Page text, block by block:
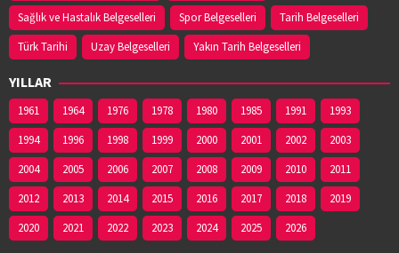
Sağlık ve Hastalık Belgeselleri
Spor Belgeselleri
Tarih Belgeselleri
Türk Tarihi
Uzay Belgeselleri Yakın Tarih Belgeselleri
YILLAR
1961 1964 1976 1978 1980 1985 1991
1993
1994
1996 1998 1999 2000 2001 2002
2003
2004
2005 2006 2007 2008 2009 2010
2011
2012
2013 2014 2015 2016 2017 2018
2019
2020
2021 2022 2023 2024 2025 2026